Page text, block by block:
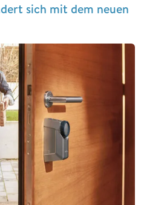
sich mit dem neuen